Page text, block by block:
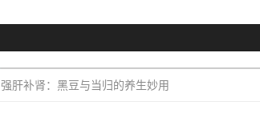
强肝补肾：黑豆与当归的养生妙用